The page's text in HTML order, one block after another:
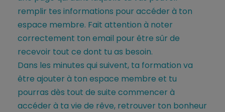
remplir tes informations pour accéder à ton
espace membre. Fait attention à noter
correctement ton email pour être sûr de
recevoir tout ce dont tu as besoin.
Dans les minutes qui suivent, ta formation va
être ajouter à ton espace membre et tu
pourras dès tout de suite commencer à
accéder à ta vie de rêve, retrouver ton bonheur